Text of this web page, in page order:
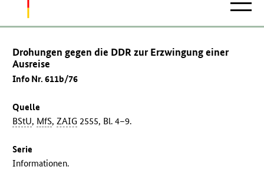
Drohungen gegen die DDR zur Erzwingung einer
Ausreise
Info Nr. 611b/76
Quelle
BStU, MfS,ZAIG 2555, Bl. 4–9.
Serie
Informationen.